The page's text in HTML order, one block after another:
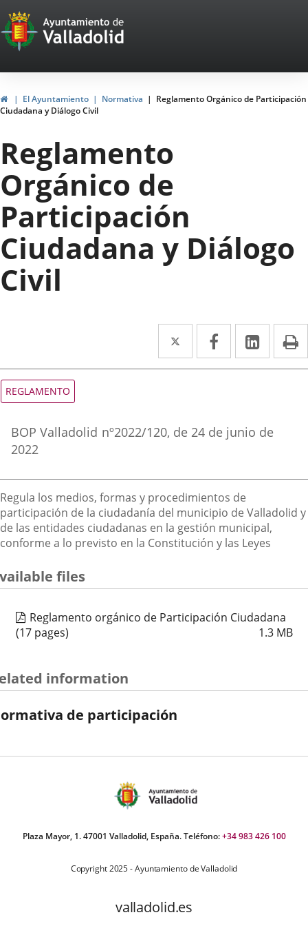
Portal
Web
del
Ayuntamiento
de
Valladolid
HomeEl Ayuntamiento Normativa
Reglamento Orgánico de Participación
Ciudadana y Diálogo Civil
Reglamento
Orgánico de
Participación
Ciudadana y Diálogo
Civil
Twitter
Enlace
a
externa.
Facebook
Enlace
a
externa.
Enlace
a
Tipo
de
REGLAMENTO
boletin
BOP Valladolid nº2022/120, de 24 de junio de
2022
Descripción
Regula los medios, formas y procedimientos de
participación de la ciudadanía del municipio de Valladolid y
de las entidades ciudadanas en la gestión municipal,
conforme a lo previsto en la Constitución y las Leyes
files
Reglamento orgánico de Participación Ciudadana
1.3 MB
(17 pages)
information
de participación
Plaza Mayor, 1. 47001 Valladolid, España. Teléfono:+34 983 426 100
Copyright 2025 - Ayuntamiento de Valladolid
valladolid.es